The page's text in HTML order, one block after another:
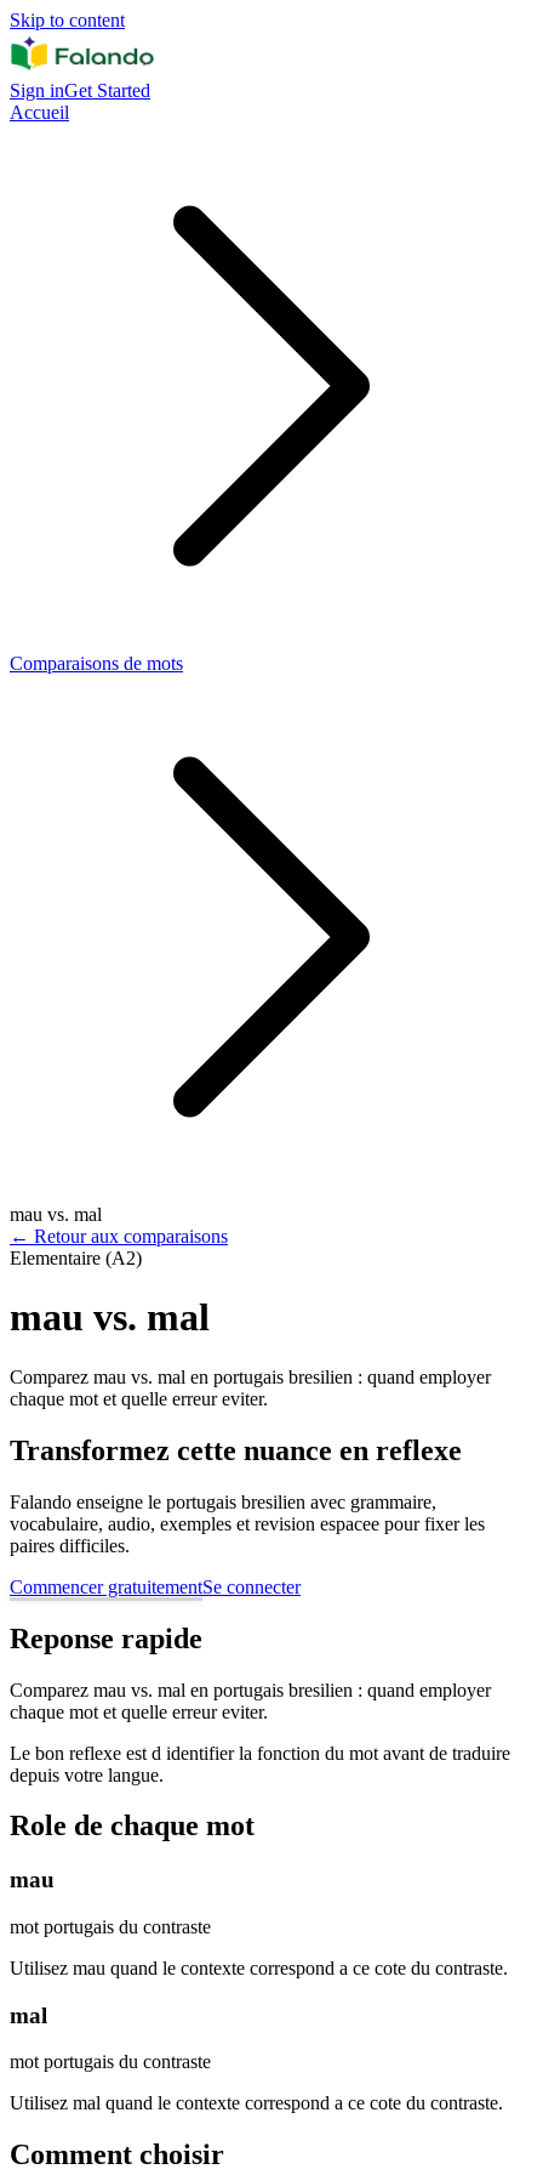
Skip to content
Sign inGet Started
Accueil
Comparaisons de mots
mau vs. mal
← Retour aux comparaisons
Elementaire (A2)
mau vs. mal
Comparez mau vs. mal en portugais bresilien : quand employer
chaque mot et quelle erreur eviter.
Transformez cette nuance en reflexe
Falando enseigne le portugais bresilien avec grammaire,
vocabulaire, audio, exemples et revision espacee pour fixer les
paires difficiles.
Commencer gratuitementSe connecter
Reponse rapide
Comparez mau vs. mal en portugais bresilien : quand employer
chaque mot et quelle erreur eviter.
Le bon reflexe est d identifier la fonction du mot avant de traduire
depuis votre langue.
Role de chaque mot
mau
mot portugais du contraste
Utilisez mau quand le contexte correspond a ce cote du contraste.
mal
mot portugais du contraste
Utilisez mal quand le contexte correspond a ce cote du contraste.
Comment choisir